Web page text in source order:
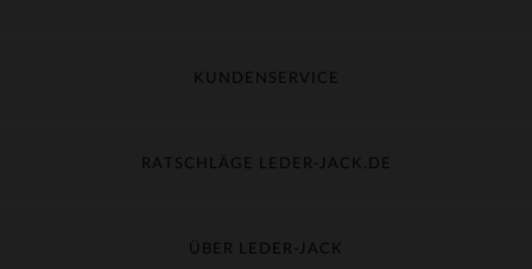
KUNDENSERVICE
Umtausch & Widerruf
Kundenservice kontaktieren
RATSCHLÄGE LEDER-JACK.DE
Material-Guide
ÜBER LEDER-JACK